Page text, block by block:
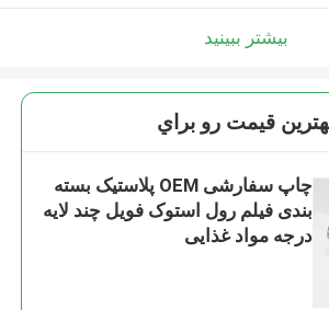
بیشتر ببینید
قيمت رو براي
چاپ سفارشی OEM پلاستیک بسته
بندی فیلم رول استوک فویل چند لایه
درجه مواد غذایی